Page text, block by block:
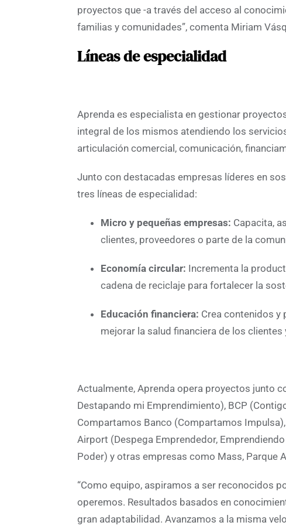
proyectos que -a través del acceso al
familias y comunidades”, comenta Miriam
Líneas de especialidad
Aprenda es especialista en gestionar
integral de los mismos atendiendo los
articulación comercial, comunicación,
Junto con destacadas empresas líderes en
tres líneas de especialidad:
Micro y pequeñas empresas: Capacita,
clientes, proveedores o parte de la
Economía circular: Incrementa la
cadena de reciclaje para fortalecer la
Educación financiera: Crea contenidos y
mejorar la salud financiera de los
Actualmente, Aprenda opera proyectos junto
Destapando mi Emprendimiento), BCP
Compartamos Banco (Compartamos
Airport (Despega Emprendedor,
Poder) y otras empresas como Mass, Parque
“Como equipo, aspiramos a ser reconocidos
operemos. Resultados basados en
gran adaptabilidad. Avanzamos a la misma